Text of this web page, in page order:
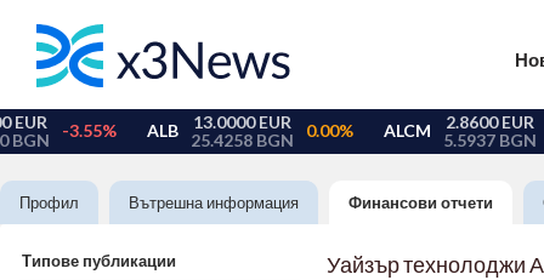
Профил Вътрешна информация Финансови отчети
Типове публикации Уайзър технолоджи